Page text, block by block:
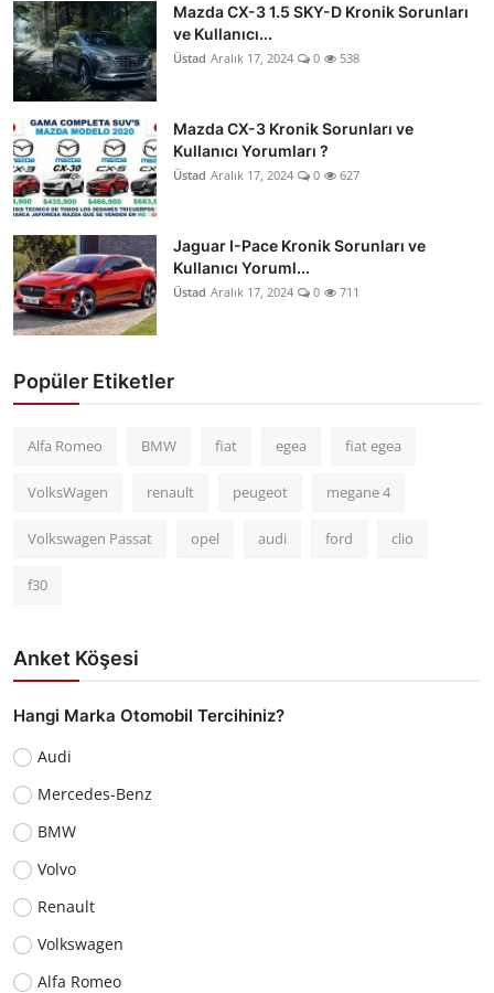
Mazda CX-3 1.5 SKY-D Kronik Sorunları
ve Kullanıcı...
Üstad Aralık 17, 2024 0 538
Mazda CX-3 Kronik Sorunları ve
Kullanıcı Yorumları ?
Üstad Aralık 17, 2024 0 627
Jaguar I-Pace Kronik Sorunları ve
Kullanıcı Yoruml...
Üstad Aralık 17, 2024 0 711
Popüler Etiketler
Alfa Romeo BMW fiat egea fiat egea
VolksWagen renault peugeot megane 4
Volkswagen Passat opel audi ford clio
f30
Anket Köşesi
Hangi Marka Otomobil Tercihiniz?
Audi
Mercedes-Benz
BMW
Volvo
Renault
Volkswagen
Alfa Romeo